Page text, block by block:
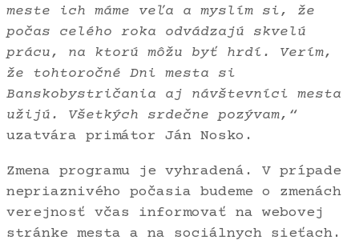
meste ich máme veľa a myslím si, že
počas celého roka odvádzajú skvelú
prácu, na ktorú môžu byť hrdí. Verím,
že tohtoročné Dni mesta si
Banskobystričania aj návštevníci mesta
užijú. Všetkých srdečne pozývam,“
uzatvára primátor Ján Nosko.
Zmena programu je vyhradená. V prípade
nepriaznivého počasia budeme o zmenách
verejnosť včas informovať na webovej
stránke mesta a na sociálnych sieťach.